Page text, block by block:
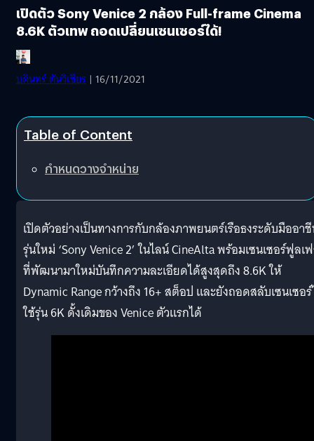
เปิดตัว Sony Venice 2 กล้อง Full-frame Cinema
8.6K ตัวเทพ ถอดเปลี่ยนเซนเซอร์ได้!
บดินทร์ ตันวิเชียร | 16/11/2021
Table of Content
กำหนดวางจำหน่าย
เปิดตัวอย่างเป็นทางการกับกล้องภาพยนตร์เรือธงระดับมืออา
รุ่นใหม่ ‘Sony Venice 2’ ในไลน์ CineAlta พร้อมเซนเซอร์ฟูลเ
ที่พัฒนามาใหม่บันทึกความละเอียดได้สูงสุดถึง 8.6K ให้
Dynamic Range กว้างถึง 16+ สต็อป และยังถอดสลับเซนเซอ
ใช้รุ่น 6K ดั้งเดิมของ Venice ตัวแรกได้